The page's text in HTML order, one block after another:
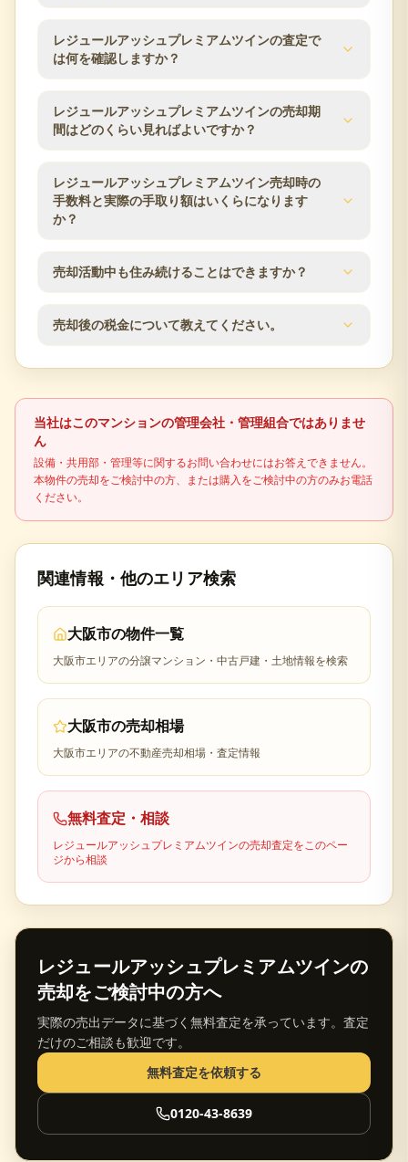
建物条件と管理状況を確認します。
なるため、ご所有住戸の条件をもとに査定します。
分譲時の公表情報では、小学校区は大阪市立神津小
学校、中学校区は大阪市立新北野中学校です。学区
最新の情報は大阪市の教育委員会などでご確認くだ
さい。
レジュールアッシュプレミアムツインの査定で
は何を確認しますか？
レジュールアッシュプレミアムツインの査定では、
築年数、階数、方位、専有面積、間取り、室内状
ます。大阪市エリアの市場動向も踏まえ、売却方針
をご提案します。
レジュールアッシュプレミアムツインの売却期
間はどのくらい見ればよいですか？
売却期間は販売価格、住戸条件、市場状況、内覧対
応のしやすさによって変わります。査定時に近隣の
販売事例や競合物件を確認し、売出価格と販売計画
レジュールアッシュプレミアムツイン売却時の
手数料と実際の手取り額はいくらになります
か？
仲介手数料は成約価格の3％+6万円（税別）が上限で
す。登記費用、住宅ローン残債、譲渡所得税の可能
性なども含め、査定時に概算の手取り額を確認でき
ます。
売却活動中も住み続けることはできますか？
はい、居住しながらの売却活動が可能です。見学希
望者との日程調整など、ご都合に合わせて柔軟に対
売却後の税金について教えてください。
不動産売却時には譲渡所得税が発生する場合があり
士などの専門家に確認してください。
当社はこのマンションの管理会社・管理組合ではありませ
ん
設備・共用部・管理等に関するお問い合わせにはお答えできません。
本物件の売却をご検討中の方、または購入をご検討中の方のみお電話
ください。
関連情報・他のエリア検索
大阪市の物件一覧
大阪市エリアの分譲マンション・中古戸建・土地情報を検索
大阪市の売却相場
大阪市エリアの不動産売却相場・査定情報
無料査定・相談
レジュールアッシュプレミアムツインの売却査定をこのペー
ジから相談
レジュールアッシュプレミアムツインの
売却をご検討中の方へ
実際の売出データに基づく無料査定を承っています。査定
だけのご相談も歓迎です。
無料査定を依頼する
0120-43-8639